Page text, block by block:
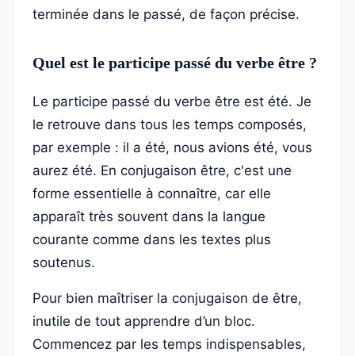
terminée dans le passé, de façon précise.
Quel est le participe passé du verbe être ?
Le participe passé du verbe être est été. Je
le retrouve dans tous les temps composés,
par exemple : il a été, nous avions été, vous
aurez été. En conjugaison être, c'est une
forme essentielle à connaître, car elle
apparaît très souvent dans la langue
courante comme dans les textes plus
soutenus.
Pour bien maîtriser la conjugaison de être,
inutile de tout apprendre d’un bloc.
Commencez par les temps indispensables,